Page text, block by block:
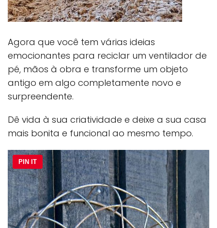
Agora que você tem várias ideias
emocionantes para reciclar um ventilador de
pé, mãos à obra e transforme um objeto
antigo em algo completamente novo e
surpreendente.
Dê vida à sua criatividade e deixe a sua casa
mais bonita e funcional ao mesmo tempo.
PIN IT